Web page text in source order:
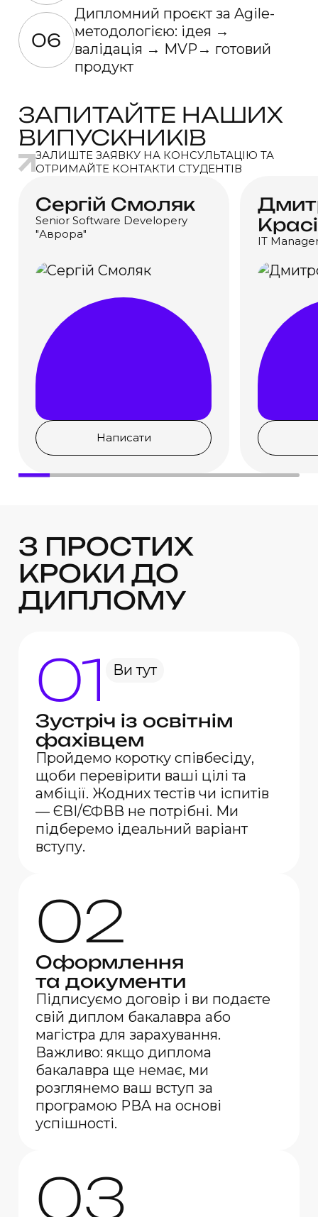
06
Дипломний проєкт за Agile-
методологією: ідея →
валідація → MVP→ готовий
продукт
ЗАПИТАЙТЕ НАШИХ
ВИПУСКНИКІВ
ЗАЛИШТЕ ЗАЯВКУ НА КОНСУЛЬТАЦІЮ ТА
ОТРИМАЙТЕ КОНТАКТИ СТУДЕНТІВ
Сергій Смоляк
Senior Software Developerу
"Аврора"
Написати
IT
3 ПРОСТИХ
КРОКИ ДО
ДИПЛОМУ
01 Ви тут
Зустріч із освітнім
фахівцем
Пройдемо коротку співбесіду,
щоби перевірити ваші цілі та
амбіції. Жодних тестів чи іспитів
— ЄВІ/ЄФВВ не потрібні. Ми
підберемо ідеальний варіант
вступу.
02
Оформлення
та документи
Підписуємо договір і ви подаєте
свій диплом бакалавра або
магістра для зарахування.
Важливо: якщо диплома
бакалавра ще немає, ми
розглянемо ваш вступ за
програмою PBA на основі
успішності.
03